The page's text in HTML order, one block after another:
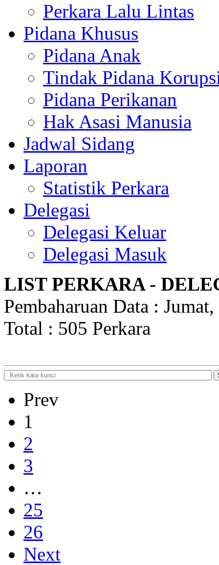
Perkara Lalu Lintas
Pidana Khusus
Pidana Anak
Tindak Pidana
Pidana Perikanan
Hak Asasi Manusia
Jadwal Sidang
Laporan
Statistik Perkara
Delegasi
Delegasi Keluar
Delegasi Masuk
LIST PERKARA -
Pembaharuan Data :
Total : 505 Perkara
Prev
1
2
3
…
25
26
Next